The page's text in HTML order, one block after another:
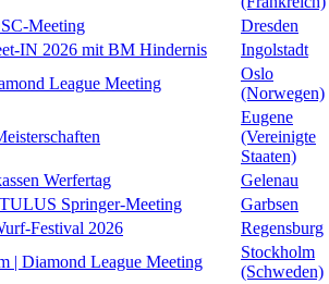
Meeting
Dresden
IN 2026 mit BM Hindernis
Ingolstadt
League Meeting
Oslo
(Norwegen)
Eugene
(Vereinigte
Staaten)
Werfertag
Gelenau
Springer-Meeting
Garbsen
Festival 2026
Regensburg
| Diamond League Meeting
Stockholm
(Schweden)